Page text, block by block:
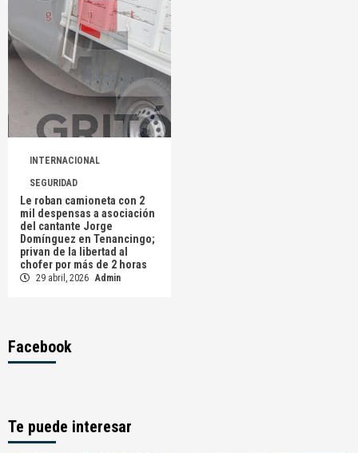
INTERNACIONAL
SEGURIDAD
Le roban camioneta con 2
mil despensas a asociación
del cantante Jorge
Domínguez en Tenancingo;
privan de la libertad al
chofer por más de 2 horas
29 abril, 2026 Admin
Facebook
Te puede interesar